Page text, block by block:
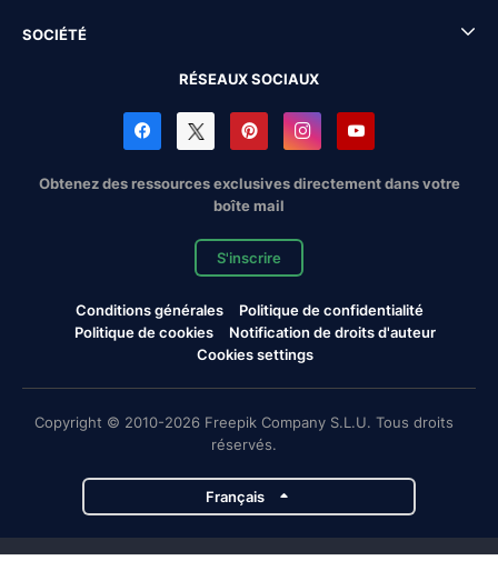
SOCIÉTÉ
RÉSEAUX SOCIAUX
Obtenez des ressources exclusives directement dans votre
boîte mail
S'inscrire
Conditions générales
Politique de confidentialité
Politique de cookies
Notification de droits d'auteur
Cookies settings
Copyright © 2010-2026 Freepik Company S.L.U. Tous droits
réservés.
Français